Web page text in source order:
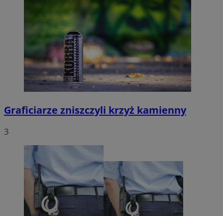
Graficiarze zniszczyli krzyż kamienny
3